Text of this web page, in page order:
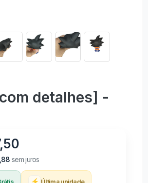
detalhes] -
sem juros
⚡ Última unidade